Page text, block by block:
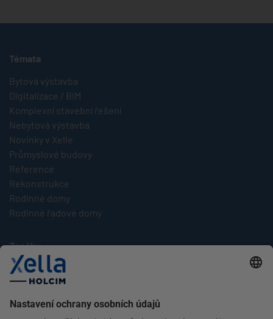
Témata
Bytová výstavba
Digitalizace / BIM
Komplexní stavební řešení
Nebytová výstavba
Novinky v Xelle
Průmyslové budovy
Reference
Rekonstrukce
Rodinné domy
Rodinné řadové domy
Značky
Multipor
Silka
Xella